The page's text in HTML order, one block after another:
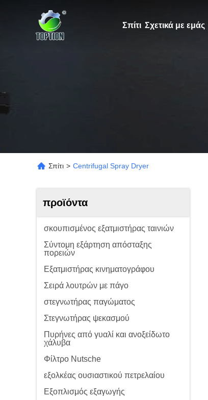
Σπίτι Σχετικά με εμάς
Σπίτι > Centrifugal Spray Dryer
προϊόντα
σκουπισμένος εξατμιστήρας ταινιών
Σύντομη εξάρτηση απόσταξης
πορειών
Εξατμιστήρας κινηματογράφου
Σειρά λουτρών με πάγο
στεγνωτήρας παγώματος
Στεγνωτήρας ψεκασμού
Πυρήνες από γυαλί και ανοξείδωτο
χάλυβα
Φίλτρο Nutsche
εξολκέας ουσιαστικού πετρελαίου
Εξοπλισμός εξαγωγής